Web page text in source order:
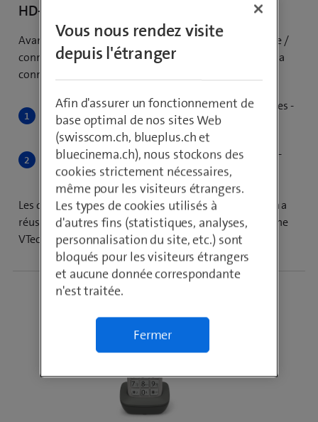
HD-Phone VTech HD10
Avant d'appuyer sur la touche + (= touche de jumelage /
connexion) de l'Internet-Box (station de base), lancez la
connexion DECT automatique de la manière suivante:
Sur le téléphone, sélectionnez: Menu - Paramètres -
Paramètres avancés - Connexion - Se connecter
Appuyez maintenant sur la touche + de l’Internet-
Box
Les deux appareils montrent à l'écran que la connexion a
réussi. Vous trouverez davantage d'aide sur le HD-Phone
VTech HD10ici.
Vous nous rendez visite
depuis l'étranger
Afin d'assurer un fonctionnement de
base optimal de nos sites Web
(swisscom.ch, blueplus.ch et
bluecinema.ch), nous stockons des
cookies strictement nécessaires,
même pour les visiteurs étrangers.
Les types de cookies utilisés à
d'autres fins (statistiques, analyses,
personnalisation du site, etc.) sont
bloqués pour les visiteurs étrangers
et aucune donnée correspondante
n'est traitée.
Fermer